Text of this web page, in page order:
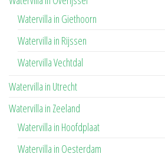
Watervilla in Giethoorn
Watervilla in Rijssen
Watervilla Vechtdal
Watervilla in Utrecht
Watervilla in Zeeland
Watervilla in Hoofdplaat
Watervilla in Oesterdam